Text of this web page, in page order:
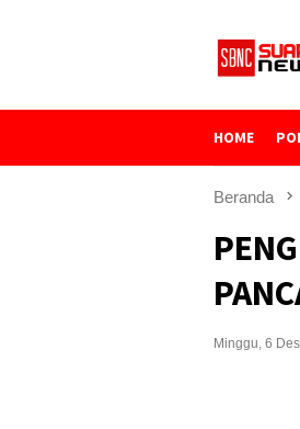
HOME
Beranda
Minggu, 6